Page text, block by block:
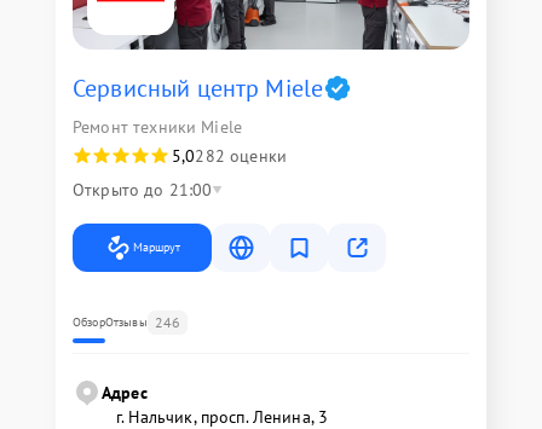
Сервисный центр Miele
Ремонт техники Miele
5,0282 оценки
Открыто до 21:00
Маршрут
ОбзорОтзывы 246
Адрес
г. Нальчик, просп. Ленина, 3